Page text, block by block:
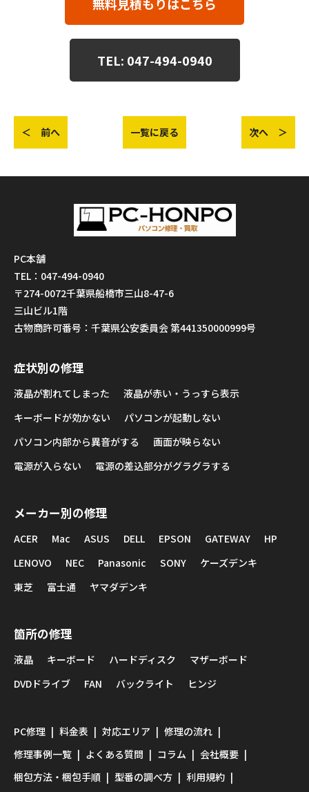
TEL: 047-494-0940
＜ 前へ 一覧に戻る 次へ ＞
PC本舗
TEL：047-494-0940
〒274-0072千葉県船橋市三山8-47-6
三山ビル1階
古物商許可番号：千葉県公安委員会 第441350000999号
症状別の修理
液晶が割れてしまった
液晶が赤い・うっすら表示
キーボードが効かない
パソコンが起動しない
パソコン内部から異音がする
画面が映らない
電源が入らない
電源の差込部分がグラグラする
メーカー別の修理
ACER Mac ASUS DELL EPSON GATEWAY
HP
LENOVO
NEC Panasonic SONY
ケーズデンキ
東芝
富士通 ヤマダデンキ
箇所の修理
液晶 キーボード ハードディスク
マザーボード
DVDドライブ
FAN バックライト ヒンジ
PC修理 料金表 対応エリア
修理の流れ
修理事例一覧
よくある質問 コラム
会社概要
梱包方法・梱包手順
型番の調べ方 利用規約